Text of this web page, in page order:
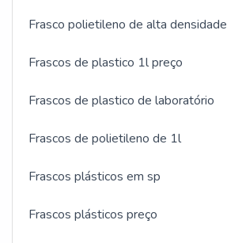
Frasco polietileno de alta densidade
Frascos de plastico 1l preço
Frascos de plastico de laboratório
Frascos de polietileno de 1l
Frascos plásticos em sp
Frascos plásticos preço